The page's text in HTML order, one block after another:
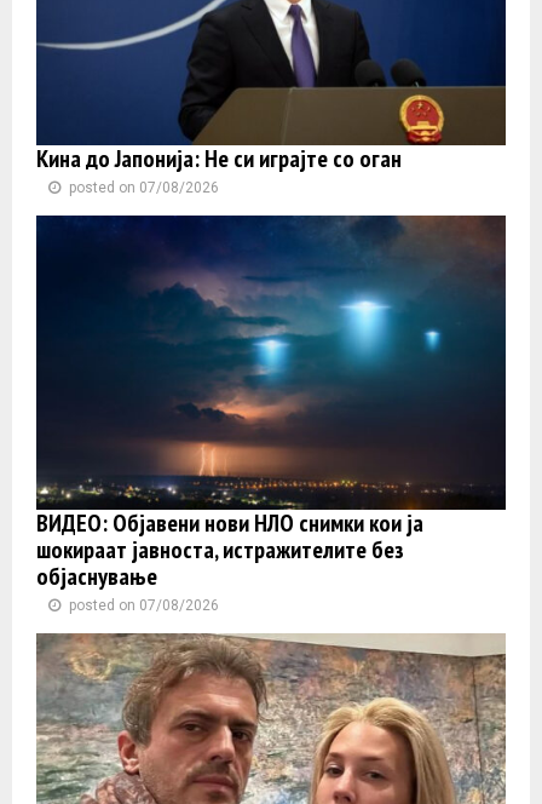
Кина до Јапонија: Не си играјте со оган
posted on 07/08/2026
ВИДЕО: Објавени нови НЛО снимки кои ја
шокираат јавноста, истражителите без
објаснување
posted on 07/08/2026